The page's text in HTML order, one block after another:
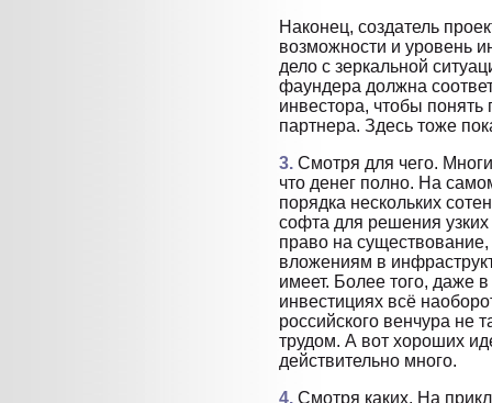
Наконец, создатель
возможности и уровень
дело с зеркальной
фаундера должна
инвестора, чтобы
партнера. Здесь тоже
3. Смотря для чего.
что денег полно. На
порядка нескольких
софта для решения
право на
вложениям в
имеет. Более того, даже
инвестициях всё
российского венчура не
трудом. А вот хороших
действительно много.
4. Смотря каких. На